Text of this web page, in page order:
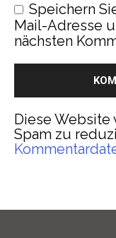
Speichern
Mail-Adresse
nächsten
Diese
Spam zu